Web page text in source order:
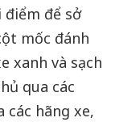
để sở
mốc đánh
xanh và sạch
qua các
các hãng xe,